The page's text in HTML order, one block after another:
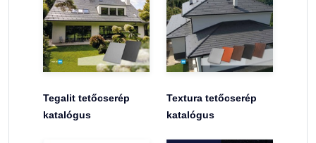
Tegalit tetőcserép
katalógus
Textura tetőcserép
katalógus